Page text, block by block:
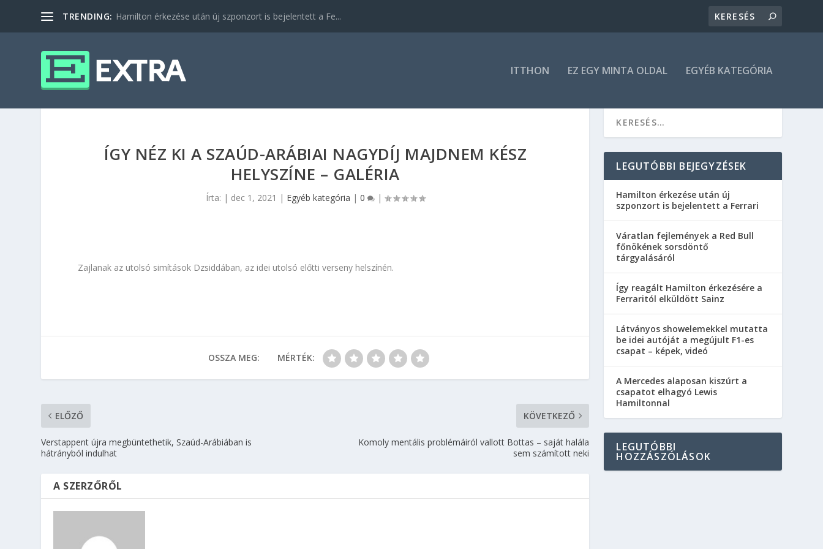
TRENDING: Hamilton érkezése után új szponzort is bejelentett a Fe...
ITTHON EZ EGY MINTA OLDAL EGYÉB KATEGÓRIA
ÍGY NÉZ KI A SZAÚD-ARÁBIAI NAGYDÍJ MAJDNEM KÉSZ
HELYSZÍNE – GALÉRIA
Írta: | dec 1, 2021 | Egyéb kategória | 0 |
Zajlanak az utolsó simítások Dzsiddában, az idei utolsó előtti verseny helszínén.
OSSZA MEG: MÉRTÉK:
ELŐZŐ
Verstappent újra megbüntethetik, Szaúd-Arábiában is
hátrányból indulhat
KÖVETKEZŐ
Komoly mentális problémáiról vallott Bottas – saját halála
sem számított neki
A SZERZŐRŐL
LEGUTÓBBI BEJEGYZÉSEK
Hamilton érkezése után új
szponzort is bejelentett a Ferrari
Váratlan fejlemények a Red Bull
főnökének sorsdöntő
tárgyalásáról
Így reagált Hamilton érkezésére a
Ferraritól elküldött Sainz
Látványos showelemekkel mutatta
be idei autóját a megújult F1-es
csapat – képek, videó
A Mercedes alaposan kiszúrt a
csapatot elhagyó Lewis
Hamiltonnal
LEGUTÓBBI
HOZZÁSZÓLÁSOK